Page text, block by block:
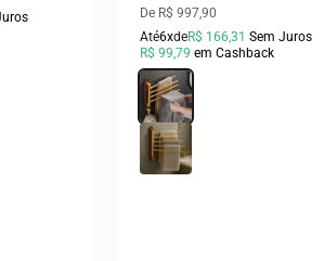
Preço promocional
De R$ 997,90
Até6xdeR$ 166,31 Sem Juros
R$ 99,79 em Cashback
Cor
Dourado 4 Barras
Dourado 5 Barras